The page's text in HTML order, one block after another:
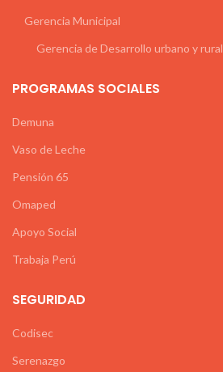
Gerencia Municipal
Gerencia de Desarrollo urbano y rural
PROGRAMAS SOCIALES
Demuna
Vaso de Leche
Pensión 65
Omaped
Apoyo Social
Trabaja Perú
SEGURIDAD
Codisec
Serenazgo